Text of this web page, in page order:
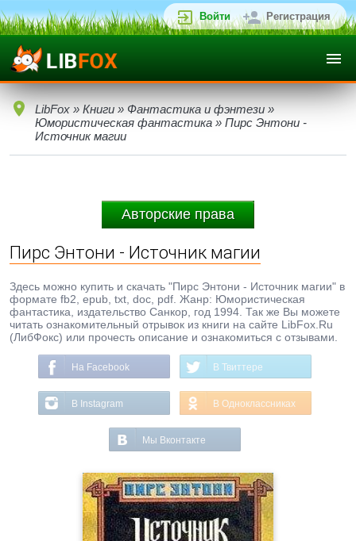
Войти Регистрация
LibFox » Книги » Фантастика и фэнтези »
Юмористическая фантастика » Пирс Энтони -
Источник магии
Авторские права
Пирс Энтони - Источник магии
Здесь можно купить и скачать "Пирс Энтони - Источник магии" в
формате fb2, epub, txt, doc, pdf. Жанр: Юмористическая
фантастика, издательство Санкор, год 1994. Так же Вы можете
читать ознакомительный отрывок из книги на сайте LibFox.Ru
(ЛибФокс) или прочесть описание и ознакомиться с отзывами.
На Facebook В Твиттере
В Instagram В Одноклассниках
Мы Вконтакте